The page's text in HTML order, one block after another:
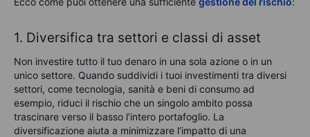
1. Diversifica tra settori e classi di asset
Non investire tutto il tuo denaro in una sola azione o in un
unico settore. Quando suddividi i tuoi investimenti tra diversi
settori, come tecnologia, sanità e beni di consumo ad
esempio, riduci il rischio che un singolo ambito possa
trascinare verso il basso l’intero portafoglio. La
diversificazione aiuta a minimizzare l’impatto di una